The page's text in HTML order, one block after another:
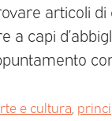
articoli di
a capi
e cultura